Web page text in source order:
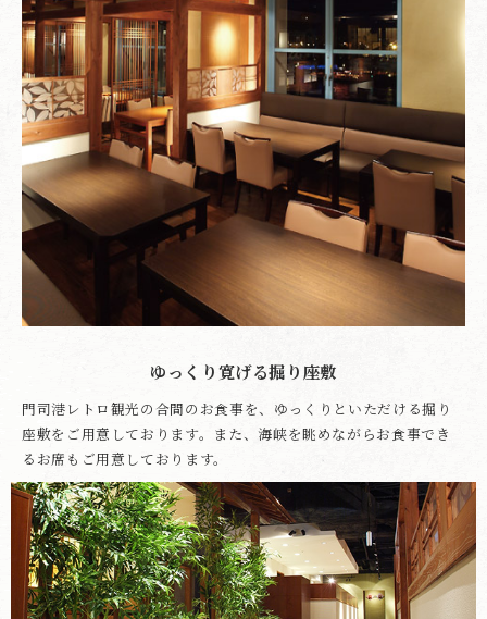
ゆっくり寛げる掘り座敷
門司港レトロ観光の合間のお食事を、ゆっくりといただける掘り
座敷をご用意しております。また、海峡を眺めながらお食事でき
るお席もご用意しております。